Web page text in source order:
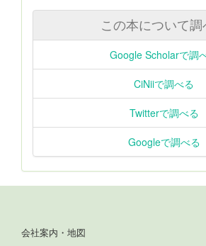
この本について調
Google Scholarで調
CiNiiで調べる
Twitterで調べる
Googleで調べる
会社案内・地図